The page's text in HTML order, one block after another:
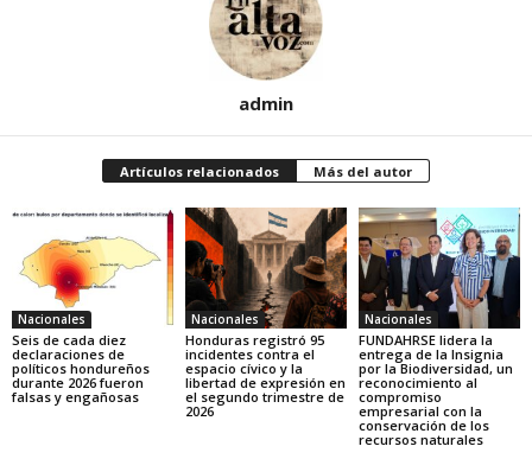
admin
Artículos relacionados Más del autor
Nacionales
Seis de cada diez
declaraciones de
políticos hondureños
durante 2026 fueron
falsas y engañosas
Nacionales
Honduras registró 95
incidentes contra el
espacio cívico y la
libertad de expresión en
el segundo trimestre de
2026
Nacionales
FUNDAHRSE lidera la
entrega de la Insignia
por la Biodiversidad, un
reconocimiento al
compromiso
empresarial con la
conservación de los
recursos naturales